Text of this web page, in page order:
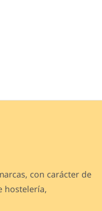
con carácter de
hostelería,